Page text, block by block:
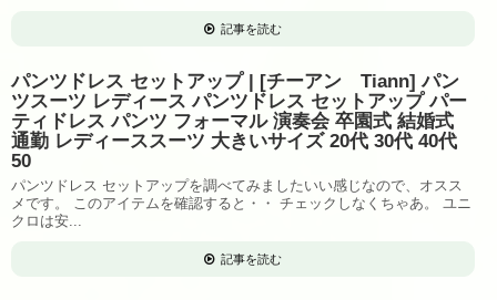
記事を読む
パンツドレス セットアップ | [チーアン Tiann] パン
ツスーツ レディース パンツドレス セットアップ パー
ティドレス パンツ フォーマル 演奏会 卒園式 結婚式
通勤 レディーススーツ 大きいサイズ 20代 30代 40代
50
パンツドレス セットアップを調べてみましたいい感じなので、オスス
メです。 このアイテムを確認すると・・ チェックしなくちゃあ。 ユニ
クロは安...
記事を読む